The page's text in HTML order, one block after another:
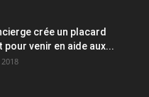
crée un placard
pour venir en aide aux...